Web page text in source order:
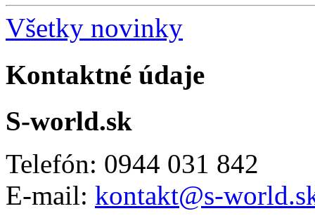
Všetky novinky
Kontaktné údaje
S-world.sk
Telefón: 0944 031 842
E-mail: kontakt@s-